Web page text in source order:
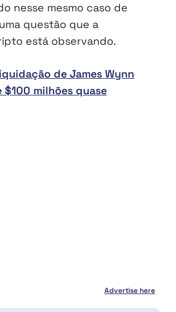
nesse mesmo caso de
questão que a
está observando.
de James Wynn
milhões quase
Advertise here